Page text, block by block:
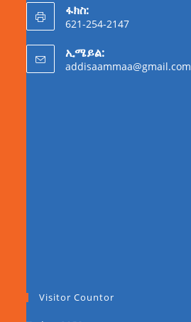
ፋክስ:
621-254-2147
ኢሜይል:
addisaammaa@gmail.com
Visitor Countor